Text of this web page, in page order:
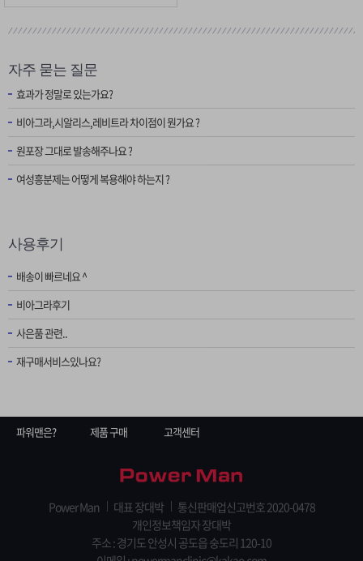
자주 묻는 질문
효과가 정말로 있는가요?
비아그라,시알리스,레비트라 차이점이 뭔가요 ?
원포장 그대로 발송해주나요 ?
여성흥분제는 어떻게 복용해야 하는지 ?
사용후기
배송이 빠르네요 ^
비아그라후기
사은품 관련..
재구매서비스있나요?
파워맨은? 제품 구매 고객센터
Power Man 대표 장대박
통신판매업신고번호 2020-0478
개인정보책임자 장대박
주소 : 경기도 안성시 공도읍 숭도리 120-10